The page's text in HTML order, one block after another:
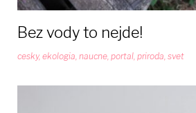
Bez vody to nejde!
cesky, ekologia, naucne, portal, priroda, svet